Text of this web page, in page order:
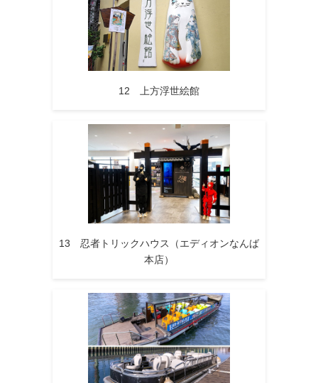
12 上方浮世絵館
13 忍者トリックハウス（エディオンなんば
本店）